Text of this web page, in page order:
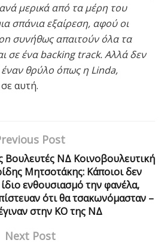
μερικά από τα μέρη του
σπάνια εξαίρεση, αφού οι
συνήθως απαιτούν όλα τα
σε ένα backing track. Αλλά δεν
έναν θρύλο όπως η Linda,
αυτή.
Post
Βουλευτές ΝΔ Κοινοβουλευτική
Μητσοτάκης: Κάποιοι δεν
ενθουσιασμό την φανέλα,
ότι θα τσακωνόμασταν –
στην ΚΟ της ΝΔ
Next Post